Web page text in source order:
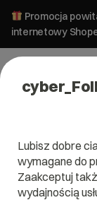
Promocja
internetowy
Lubisz dobre
wymagane do
Zaakceptuj
wydajnością